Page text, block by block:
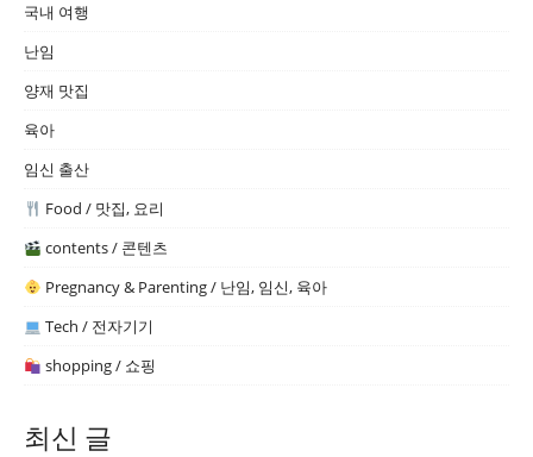
국내 여행
난임
양재 맛집
육아
임신 출산
Food / 맛집, 요리
contents / 콘텐츠
Pregnancy & Parenting / 난임, 임신, 육아
Tech / 전자기기
shopping / 쇼핑
최신 글